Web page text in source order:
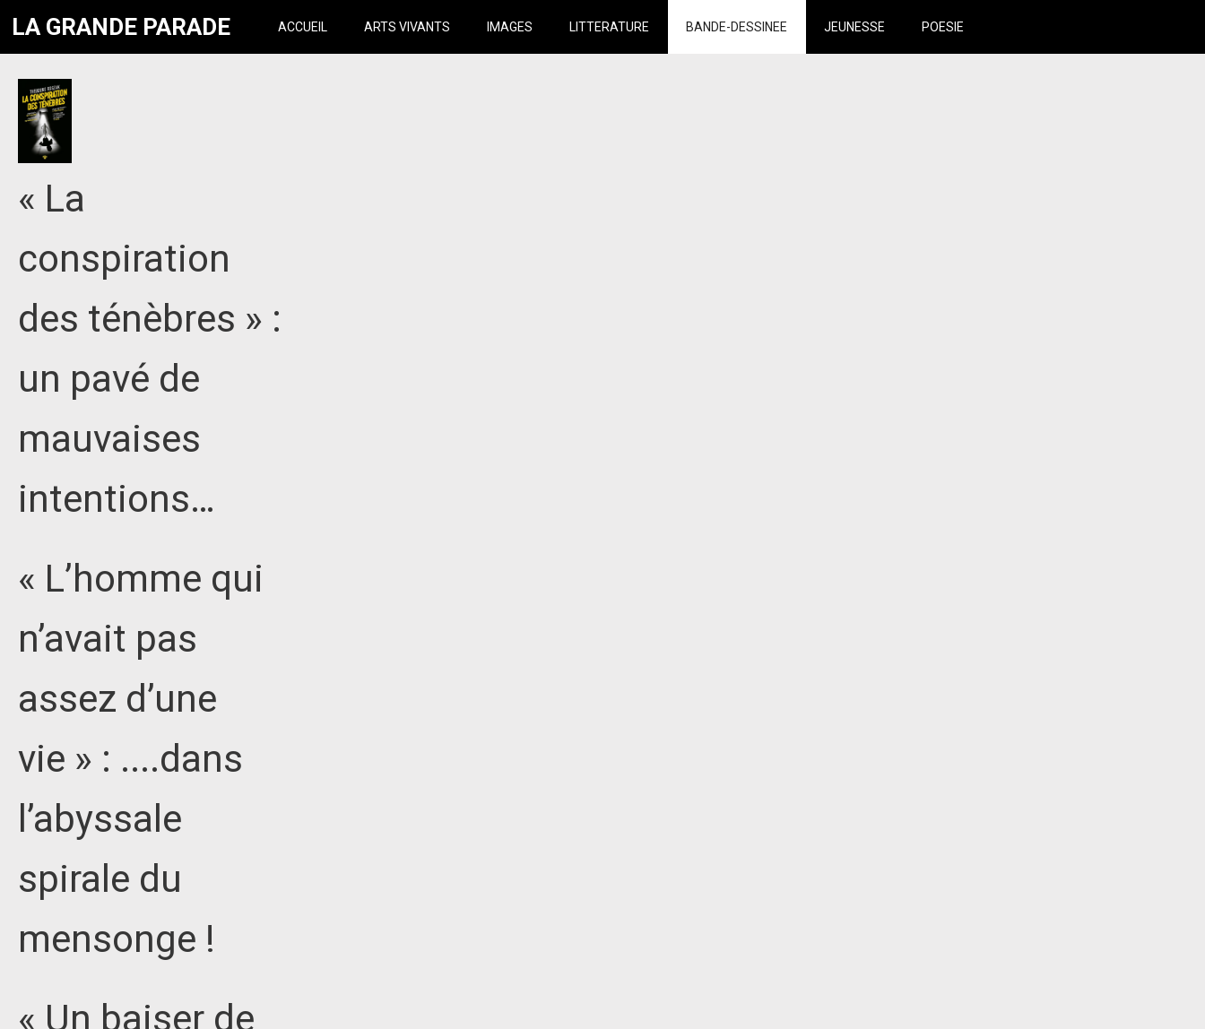
LA GRANDE PARADE ACCUEIL ARTS VIVANTS IMAGES LITTERATURE BANDE-DESSINEE JEUNESSE POESIE
« La
conspiration
des ténèbres » :
un pavé de
mauvaises
intentions…
« L’homme qui
n’avait pas
assez d’une
vie » : ....dans
l’abyssale
spirale du
mensonge !
« Un baiser de